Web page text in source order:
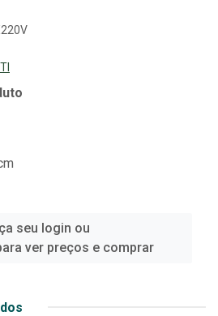
seu login ou
ver preços e comprar